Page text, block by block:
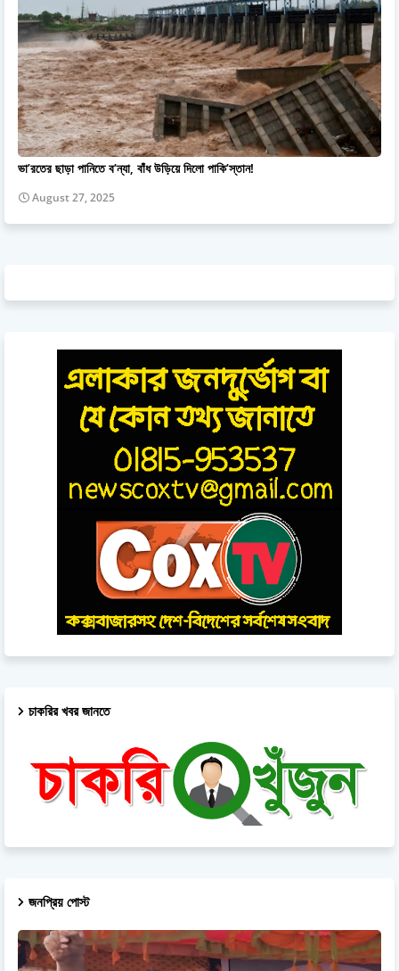
ভা’রতের ছাড়া পানিতে ব’ন্যা, বাঁধ উড়িয়ে দিলো পাকি’স্তান!
August 27, 2025
চাকরির খবর জানতে
জনপ্রিয় পোস্ট